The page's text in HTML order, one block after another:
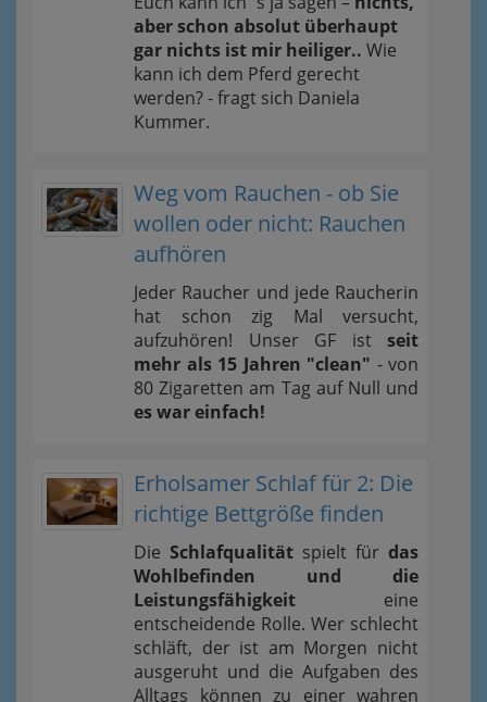
aber schon absolut überhaupt
gar nichts ist mir heiliger.. Wie
kann ich dem Pferd gerecht
werden? - fragt sich Daniela
Kummer.
Weg vom Rauchen - ob Sie
wollen oder nicht: Rauchen
aufhören
Jeder Raucher und jede Raucherin
hat schon zig Mal versucht,
aufzuhören! Unser GF ist seit
mehr als 15 Jahren "clean" - von
80 Zigaretten am Tag auf Null und
es war einfach!
Erholsamer Schlaf für 2: Die
richtige Bettgröße finden
Die Schlafqualität spielt für das
Wohlbefinden und die
Leistungsfähigkeit eine
entscheidende Rolle. Wer schlecht
schläft, der ist am Morgen nicht
ausgeruht und die Aufgaben des
Alltags können zu einer wahren